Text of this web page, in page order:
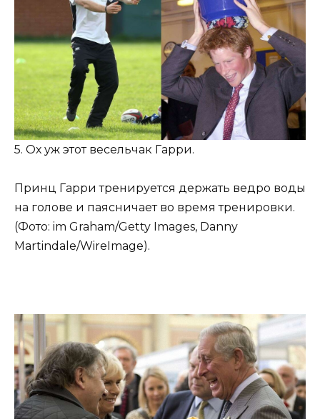
5. Ох уж этот весельчак Гарри.
Принц Гарри тренируется держать ведро воды
на голове и паясничает во время тренировки.
(Фото: im Graham/Getty Images, Danny
Martindale/WireImage).